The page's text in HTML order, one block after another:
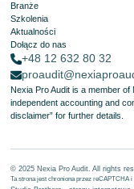
Branże
Szkolenia
Aktualności
Dołącz do nas
+48 12 632 80 32
Nexia Pro Audit is a member
independent accounting and
disclaimer” for further details.
© 2025 Nexia Pro Audit. All rights
Ta strona jest chroniona przez reCAPTCHA i